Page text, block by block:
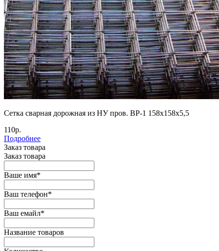
Cетка сварная дорожная из НУ пров. ВР-1 158х158х5,5
110р.
Подробнее
Заказ товара
Заказ товара
Ваше имя*
Ваш телефон*
Ваш емайл*
Название товаров